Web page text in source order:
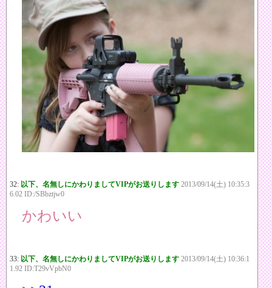
32: 以下、名無しにかわりましてVIPがお送りします 2013/09/14(土) 10:35:3
6.02 ID:/SBbztjw0
かわいい
33: 以下、名無しにかわりましてVIPがお送りします 2013/09/14(土) 10:36:1
1.92 ID:T29vVpbN0